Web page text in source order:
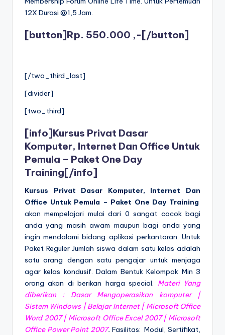
12X Durasi @1,5 Jam.
[button]Rp. 550.000 ,-[/button]
[/two_third_last]
[divider]
[two_third]
[info] Kursus Privat Dasar
Komputer, Internet Dan Office Untuk
Pemula – Paket One Day
Training [/info]
Kursus Privat Dasar Komputer, Internet Dan
Office Untuk Pemula – Paket One Day Training
akan mempelajari mulai dari 0 sangat cocok bagi
anda yang masih awam maupun bagi anda yang
ingin mendalami bidang aplikasi perkantoran. Untuk
Paket Reguler Jumlah siswa dalam satu kelas adalah
satu orang dengan satu pengajar untuk menjaga
agar kelas kondusif. Dalam Bentuk Kelompok Min 3
orang akan di berikan harga special. Materi Yang
diberikan : Dasar Mengoperasikan komputer |
Sistem Windows | Belajar Internet | Microsoft Office
Word 2007 | Microsoft Office Excel 2007 | Microsoft
Office Power Point 2007. Fasilitas: Modul, Sertifikat,